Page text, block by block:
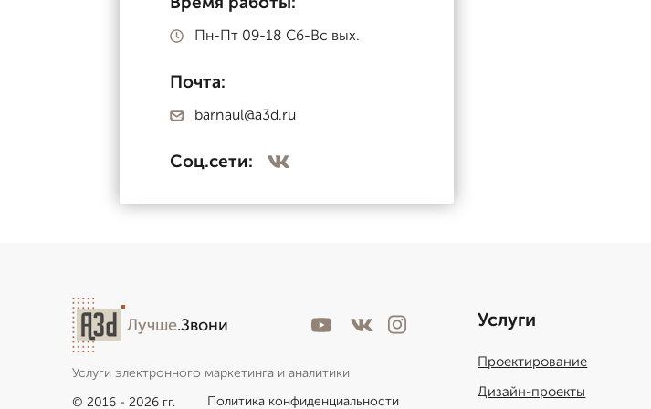
Пн-Пт 09-18 Сб-Вс вых.
Почта:
barnaul@a3d.ru
Соц.сети:
Лучше.Звони
Услуги электронного маркетинга и аналитики
© 2016 - 2026 гг.
Политика конфиденциальности
Услуги
Проектирование
Дизайн-проекты